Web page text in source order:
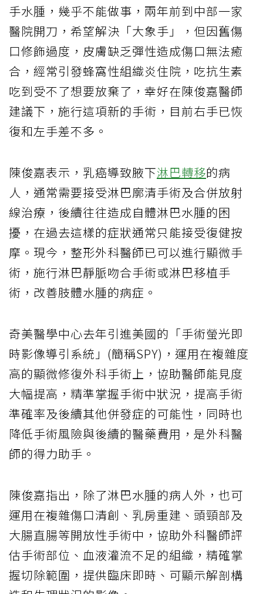
手水腫，幾乎不能做事，兩年前到中部一家
醫院開刀，希望解決「大象手」，但因舊傷
口修飾過度，皮膚缺乏彈性造成傷口無法癒
合，經常引發蜂窩性組織炎住院，吃抗生素
吃到受不了想要放棄了，幸好在陳俊嘉醫師
建議下，施行這項新的手術，目前右手已恢
復和左手差不多。
陳俊嘉表示，乳癌導致腋下淋巴轉移的病
人，通常需要接受淋巴廓清手術及合併放射
線治療，後續往往造成自體淋巴水腫的困
擾，在過去這樣的症狀通常只能接受復健按
摩。現今，整形外科醫師已可以進行顯微手
術，施行淋巴靜脈吻合手術或淋巴移植手
術，改善肢體水腫的病症。
奇美醫學中心去年引進美國的「手術螢光即
時影像導引系統」(簡稱SPY)，運用在複雜度
高的顯微修復外科手術上，協助醫師能見度
大幅提高，精準掌握手術中狀況，提高手術
準確率及後續其他併發症的可能性，同時也
降低手術風險與後續的醫藥費用，是外科醫
師的得力助手。
陳俊嘉指出，除了淋巴水腫的病人外，也可
運用在複雜傷口清創、乳房重建、頭頸部及
大腸直腸等開放性手術中，協助外科醫師評
估手術部位、血液灌流不足的組織，精確掌
握切除範圍，提供臨床即時、可顯示解剖構